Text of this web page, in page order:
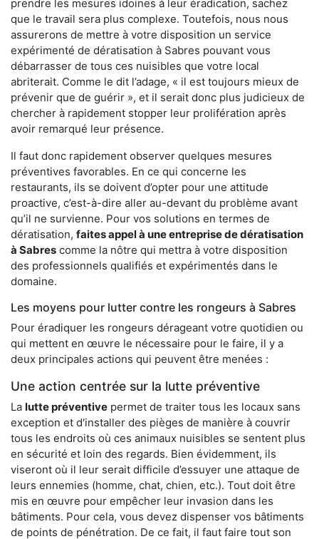
prendre les mesures idoines à leur éradication, sachez
que le travail sera plus complexe. Toutefois, nous nous
assurerons de mettre à votre disposition un service
expérimenté de dératisation à Sabres pouvant vous
débarrasser de tous ces nuisibles que votre local
abriterait. Comme le dit l’adage, « il est toujours mieux de
prévenir que de guérir », et il serait donc plus judicieux de
chercher à rapidement stopper leur prolifération après
avoir remarqué leur présence.
Il faut donc rapidement observer quelques mesures
préventives favorables. En ce qui concerne les
restaurants, ils se doivent d’opter pour une attitude
proactive, c’est-à-dire aller au-devant du problème avant
qu’il ne survienne. Pour vos solutions en termes de
dératisation, faites appel à une entreprise de dératisation
à Sabres comme la nôtre qui mettra à votre disposition
des professionnels qualifiés et expérimentés dans le
domaine.
Les moyens pour lutter contre les rongeurs à Sabres
Pour éradiquer les rongeurs dérageant votre quotidien ou
qui mettent en œuvre le nécessaire pour le faire, il y a
deux principales actions qui peuvent être menées :
Une action centrée sur la lutte préventive
La lutte préventive permet de traiter tous les locaux sans
exception et d'installer des pièges de manière à couvrir
tous les endroits où ces animaux nuisibles se sentent plus
en sécurité et loin des regards. Bien évidemment, ils
viseront où il leur serait difficile d’essuyer une attaque de
leurs ennemies (homme, chat, chien, etc.). Tout doit être
mis en œuvre pour empêcher leur invasion dans les
bâtiments. Pour cela, vous devez dispenser vos bâtiments
de points de pénétration. De ce fait, il faut faire tout son